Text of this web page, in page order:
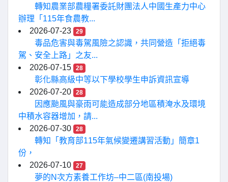
轉知農業部農糧署委託財團法人中國生產力中心
辦理「115年食農教...
2026-07-23
29
毒品危害與毒駕風險之認識，共同營造「拒絕毒
駕、安全上路」之友...
2026-07-15
28
彰化縣高級中等以下學校學生申訴資訊宣導
2026-07-20
28
因應颱風與豪雨可能造成部分地區積淹水及環境
中積水容器增加，請...
2026-07-30
28
轉知「教育部115年氣候變遷講習活動」簡章1
份，
2026-07-10
27
夢的N次方素養工作坊–中二區(南投場)